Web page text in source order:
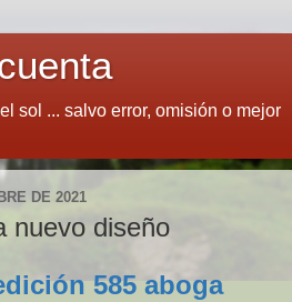
sol ... salvo error, omisión o mejor
DE 2021
nuevo diseño
585 aboga